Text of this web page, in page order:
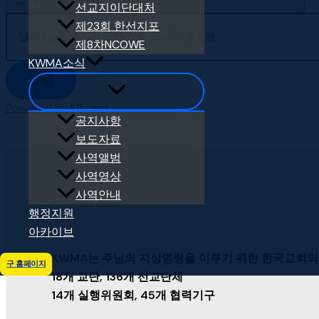
선교지이단대처
제23회 한선지포
제8차NCOWE
KWMA소식
공지사항
보도자료
사역앨범
사역영상
사역안내
행정지원
아카이브
구 홈페이지
검색
Powered by KBoard
KWMA는 주님의 지상명령을 이루기 위한 한국교회의
18개 교단, 136개 선교단체
14개 실행위원회, 45개 협력기구